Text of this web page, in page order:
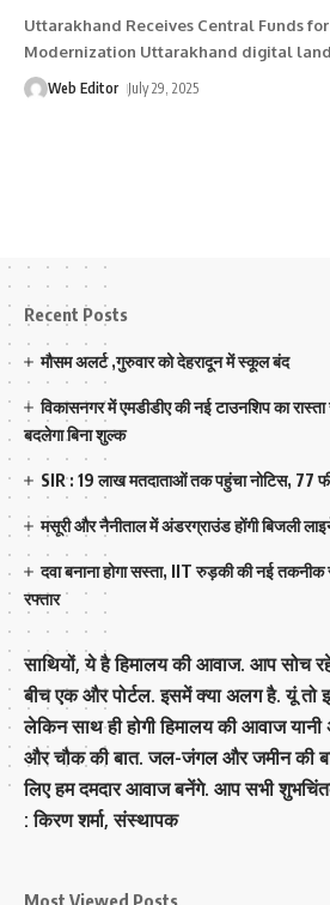
Uttarakhand Receives Central Funds
Modernization Uttarakhand digital land
Web Editor July 29, 2025
Recent Posts
मौसम अलर्ट ,गुरुवार को देहरादून में स्कूल बंद
विकासनगर में एमडीडीए की नई टाउनशिप का
बदलेगा बिना शुल्क
SIR : 19 लाख मतदाताओं तक पहुंचा नोटिस, 77
मसूरी और नैनीताल में अंडरग्राउंड होंगी बिजली
दवा बनाना होगा सस्ता, IIT रुड़की की नई तकनीक
रफ्तार
साथियों, ये है हिमालय की आवाज. आप सोच
बीच एक और पोर्टल. इसमें क्या अलग है. यूं तो
लेकिन साथ ही होगी हिमालय की आवाज यानी
और चौक की बात. जल-जंगल और जमीन की
लिए हम दमदार आवाज बनेंगे. आप सभी
: किरण शर्मा, संस्‍थापक
Most Viewed Posts